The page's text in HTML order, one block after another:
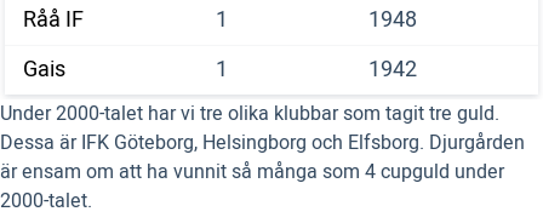
Råå IF
1
1948
Gais
1 1942
Under 2000-talet har vi tre olika klubbar som tagit tre guld.
Dessa är IFK Göteborg, Helsingborg och Elfsborg. Djurgården
är ensam om att ha vunnit så många som 4 cupguld under
2000-talet.